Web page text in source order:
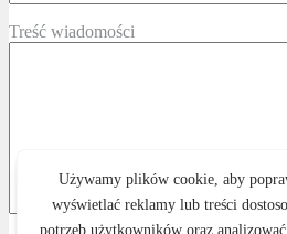
Treść wiadomości